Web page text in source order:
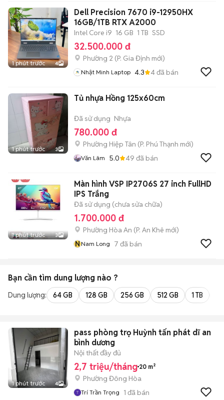
1 phút trước 4
Dell Precision 7670 i9-12950HX
16GB/1TB RTX A2000
Intel Core i9 16 GB 1 TB SSD
32.500.000 đ
Phường 2 (P. Gia Định mới)
Nhật Minh Laptop 4.3 4đã bán
1 phút trước 3
Tủ nhựa Hồng 125x60cm
Đã sử dụng Nhựa
780.000 đ
Phường Hiệp Tân (P. Phú Thạnh mới)
Văn Lâm 5.0 49 đã bán
1 phút trước 3
Màn hình VSP IP2706S 27 inch FullHD
IPS Trắng
Đã sử dụng (chưa sửa chữa)
1.700.000 đ
Phường Hòa An (P. An Khê mới)
NNam Long 7 đã bán
Bạn cần tìm dung lượng nào ?
Dung lượng: 64 GB 128 GB 256 GB 512 GB 1 TB
1 phút trước 4
pass phòng trọ Huỳnh tấn phát dĩ an
bình dương
Nội thất đầy đủ
2,7 triệu/tháng 20 m²
Phường Đông Hòa
Trí Trần Trọng 1 đã bán